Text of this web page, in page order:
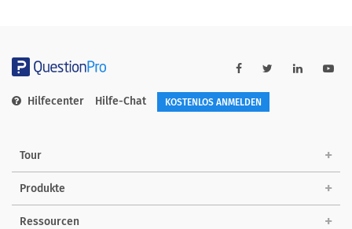
Hilfecenter Hilfe-Chat KOSTENLOS ANMELDEN
Tour
Produkte
Ressourcen